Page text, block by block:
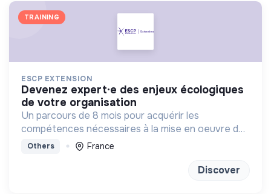
TRAINING
ESCP EXTENSION
devenez expert·e des enjeux écologiques
de votre organisation
Un parcours de 8 mois pour acquérir les
compétences nécessaires à la mise en oeuvre de
la transition écologique et environnementale au
Others France
Discover